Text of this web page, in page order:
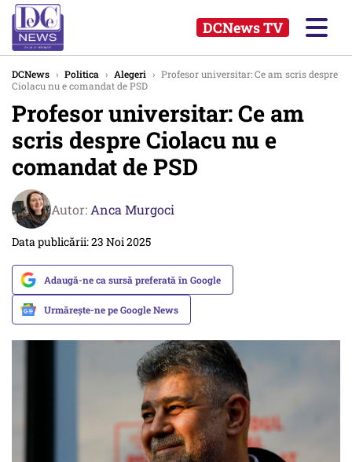
DCNews TV
DCNews › Politica › Alegeri › Profesor universitar: Ce am scris despre
Ciolacu nu e comandat de PSD
Profesor universitar: Ce am
scris despre Ciolacu nu e
comandat de PSD
Autor: Anca Murgoci
Data publicării: 23 Noi 2025
Adaugă-ne ca sursă preferată în Google
Urmărește-ne pe Google News